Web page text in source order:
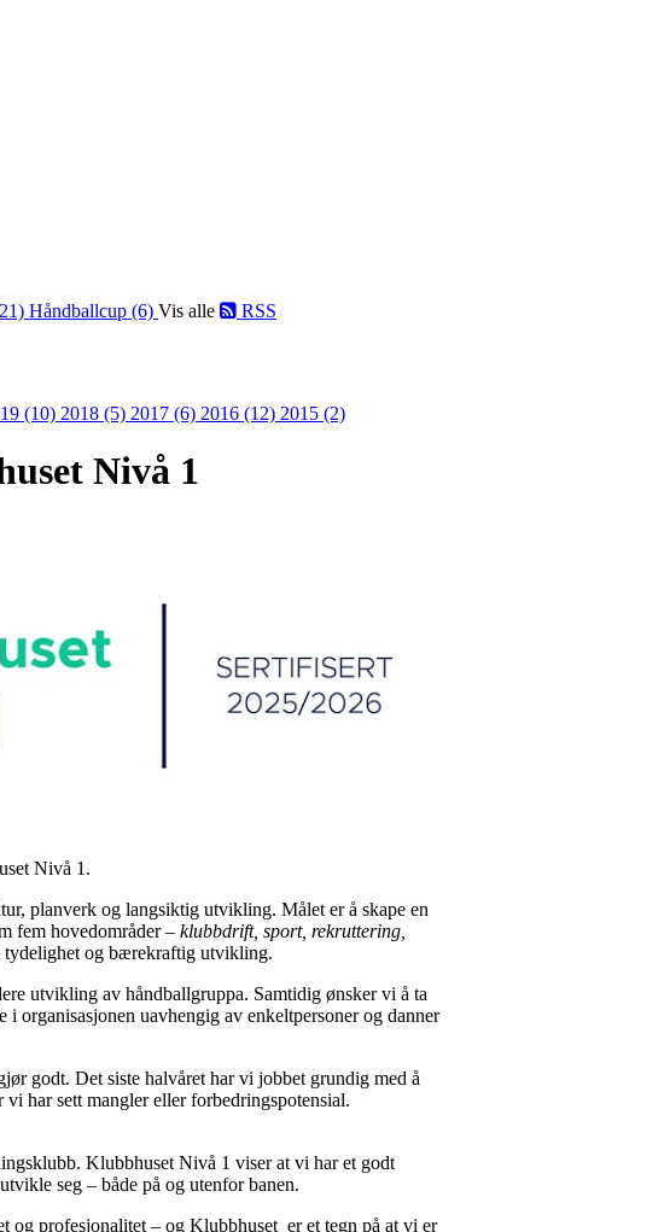
Håndballcup (6) Vis alle RSS
(10) 2018 (5) 2017 (6) 2016 (12) 2015 (2)
Nivå 1
Nivå 1.
planverk og langsiktig utvikling. Målet er å skape en
fem hovedområder – klubbdrift, sport, rekruttering,
og bærekraftig utvikling.
utvikling av håndballgruppa. Samtidig ønsker vi å ta
organisasjonen uavhengig av enkeltpersoner og danner
godt. Det siste halvåret har vi jobbet grundig med å
har sett mangler eller forbedringspotensial.
Klubbhuset Nivå 1 viser at vi har et godt
seg – både på og utenfor banen.
og profesjonalitet – og Klubbhuset er et tegn på at vi er